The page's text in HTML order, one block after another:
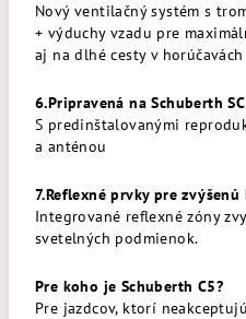
Nový ventilačný systém s
+ výduchy vzadu pre
aj na dlhé cesty v horúčavách
6.Pripravená na Schuberth
S predinštalovanými
a anténou
7.Reflexné prvky pre zvýšenú
Integrované reflexné zóny
svetelných podmienok.
Pre koho je Schuberth C5?
Pre jazdcov, ktorí